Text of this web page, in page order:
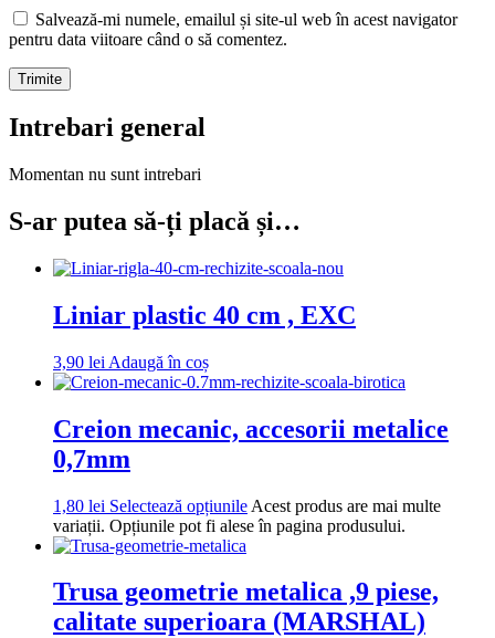
Salvează-mi numele, emailul și site-ul web în acest navigator
pentru data viitoare când o să comentez.
Intrebari general
Momentan nu sunt intrebari
S-ar putea să-ți placă și…
Liniar plastic 40 cm , EXC
3,90 lei Adaugă în coș
Creion mecanic, accesorii metalice
0,7mm
1,80 lei Selectează opțiunile Acest produs are mai multe
variații. Opțiunile pot fi alese în pagina produsului.
Trusa geometrie metalica ,9 piese,
calitate superioara (MARSHAL)